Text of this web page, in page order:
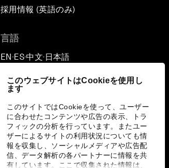
このウェブサイトはCookieを使用し
ます
このサイトではCookieを使って、ユーザー
に合わせたコンテンツや広告の表示、トラ
フィックの分析を行っています。またユー
ザーによるサイトの利用状況についても情
報を収集し、ソーシャルメディアや広告配
信、データ解析の各パートナーに情報を共
有しています。ここで収集された情報は、
採用情報 (英語のみ)
言語
EN ▪ ES▪中文▪ 日本語